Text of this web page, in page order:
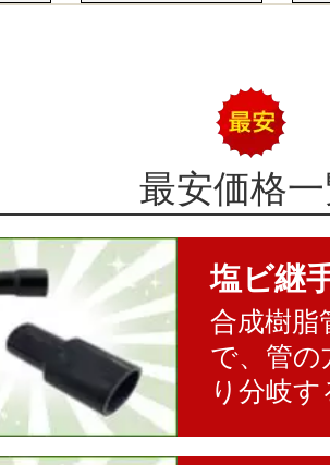
最安価格
塩ビ継
合成樹脂
で、管の
り分岐